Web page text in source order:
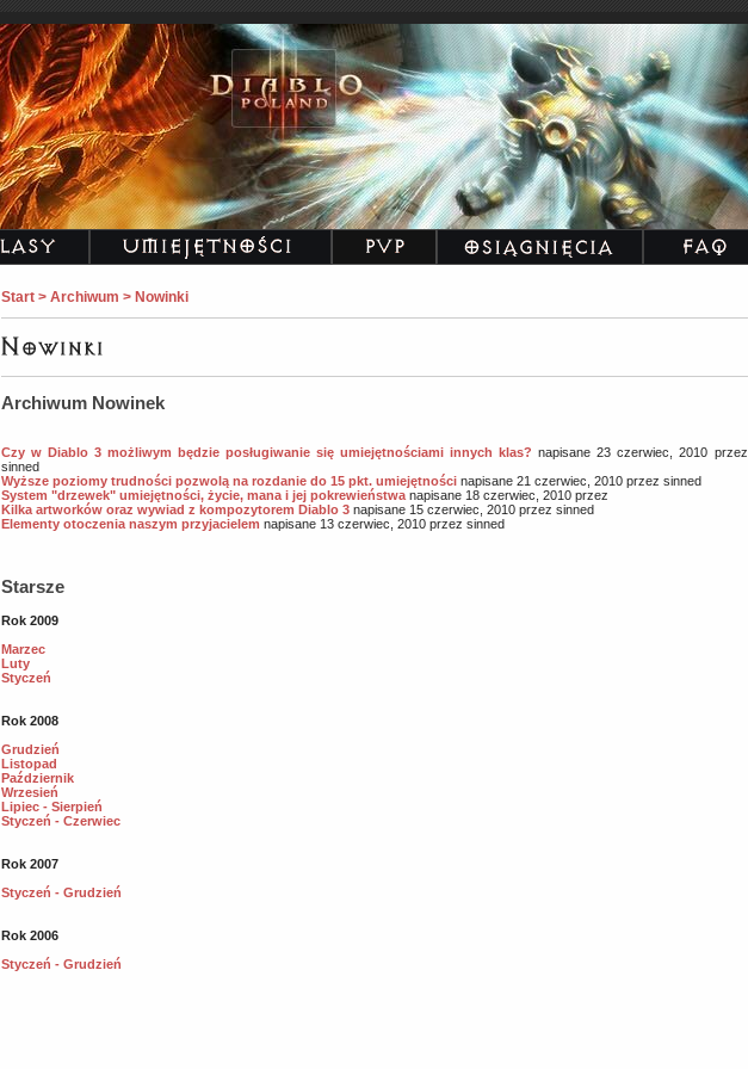
Start > Archiwum > Nowinki
Archiwum Nowinek
Czy w Diablo 3 możliwym będzie posługiwanie się umiejętnościami innych klas? napisane 23 czerwiec, 2010 przez
sinned
Wyższe poziomy trudności pozwolą na rozdanie do 15 pkt. umiejętnościnapisane 21 czerwiec, 2010 przez sinned
System "drzewek" umiejętności, życie, mana i jej pokrewieństwanapisane 18 czerwiec, 2010 przez
Kilka artworków oraz wywiad z kompozytorem Diablo 3napisane 15 czerwiec, 2010 przez sinned
Elementy otoczenia naszym przyjacielem napisane 13 czerwiec, 2010 przez sinned
Starsze
Rok 2009
Marzec
Luty
Styczeń
Rok 2008
Grudzień
Listopad
Październik
Wrzesień
Lipiec - Sierpień
Styczeń - Czerwiec
Rok 2007
Styczeń - Grudzień
Rok 2006
Styczeń - Grudzień